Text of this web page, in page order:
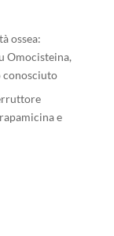
ossea:
Omocisteina,
conosciuto
e